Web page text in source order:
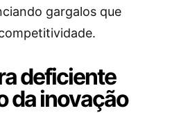
gargalos que
deficiente
da inovação